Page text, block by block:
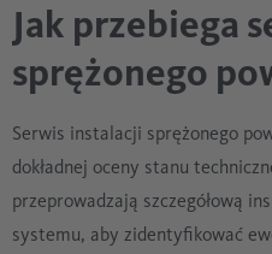
Jak przebiega
sprężonego
Serwis instalacji sprężonego
dokładnej oceny stanu
przeprowadzają szczegółową
systemu, aby zidentyfikować